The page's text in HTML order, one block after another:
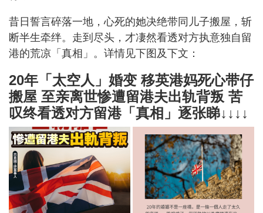
昔日誓言碎落一地，心死的她决绝带同儿子搬屋，斩
断半生牵绊。走到尽头，才凄然看透对方执意独自留
港的荒凉「真相」。详情见下图及下文：
20年「太空人」婚变 移英港妈死心带仔
搬屋 至亲离世惨遭留港夫出轨背叛 苦
叹终看透对方留港「真相」逐张睇↓↓↓↓